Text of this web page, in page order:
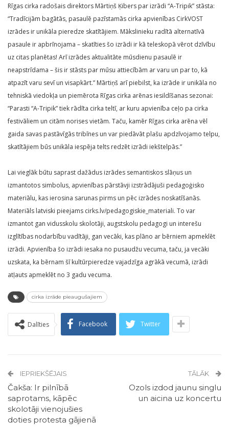
Rīgas cirka radošais direktors Mārtiņš Ķibers par izrādi “A-Tripik” stāsta:
“Tradīcijām bagātās, pasaulē pazīstamās cirka apvienības CirkVOST
izrādes ir unikāla pieredze skatītājiem. Mākslinieku radītā alternatīvā
pasaule ir apbrīnojama – skatīties šo izrādi ir kā teleskopā vērot dzīvību
uz citas planētas! Arī izrādes aktualitāte mūsdienu pasaulē ir
neapstrīdama – šis ir stāsts par mūsu attiecībām ar varu un par to, kā
atpazīt varu sevī un visapkārt.” Mārtiņš arī piebilst, ka izrāde ir unikāla no
tehniskā viedokļa un piemērota Rīgas cirka arēnas iesildīšanas sezonai:
“Parasti “A-Tripik” tiek rādīta cirka teltī, ar kuru apvienība ceļo pa cirka
festivāliem un citām norises vietām. Taču, kamēr Rīgas cirka arēna vēl
gaida savas pastāvīgās tribīnes un var piedāvāt plašu apdzīvojamo telpu,
skatītājiem būs unikāla iespēja telts redzēt izrādi iekštelpās.”
Lai vieglāk būtu saprast dažādus izrādes semantiskos slāņus un
izmantotos simbolus, apvienības pārstāvji izstrādājuši pedagoģisko
materiālu, kas ierosina sarunas pirms un pēc izrādes noskatīšanās.
Materiāls latviski pieejams cirks.lv/pedagogiskie_materiali. To var
izmantot gan vidusskolu skolotāji, augstskolu pedagogi un interešu
izglītības nodarbību vadītāji, gan vecāki, kas plāno ar bērniem apmeklēt
izrādi. Apvienība šo izrādi iesaka no pusaudžu vecuma, taču, ja vecāki
uzskata, ka bērnam šī kultūrpieredze vajadzīga agrākā vecumā, izrādi
atļauts apmeklēt no 3 gadu vecuma.
cirka izrāde pieaugušajiem
Dalīties Facebook Twitter
IEPRIEKŠĒJAIS
Čakša: Ir pilnībā
saprotams, kāpēc
skolotāji vienojušies
doties protesta gājienā
TĀLĀK
Ozols izdod jaunu singlu
un aicina uz koncertu